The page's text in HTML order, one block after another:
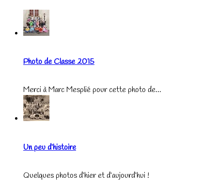
Photo de Classe 2015
Merci à Marc Mesplié pour cette photo de...
Un peu d’histoire
Quelques photos d’hier et d’aujourd’hui !